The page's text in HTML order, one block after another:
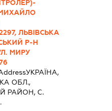
ЛЬВІВСЬКА
Р-Н
МИРУ
УКРАЇНА,
ОБЛ.,
РАЙОН, С.